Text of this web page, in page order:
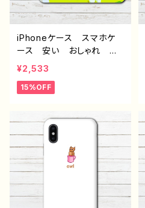
ズ タイトル：ペンギンのヨ
チヨチ歩き J1-9
iPhoneケース スマホケ
ース 安い おしゃれ 花
柄 動物 鳥 かっこい
い かわいい 可愛い レ
ディース 女子 個性的
11 AQUOS sense 4 5 6
Xperia Googlepixel
Galaxy Android ア
ンドロイド ケース ノンブ
り木 J1-9
¥2,533
15%OFF